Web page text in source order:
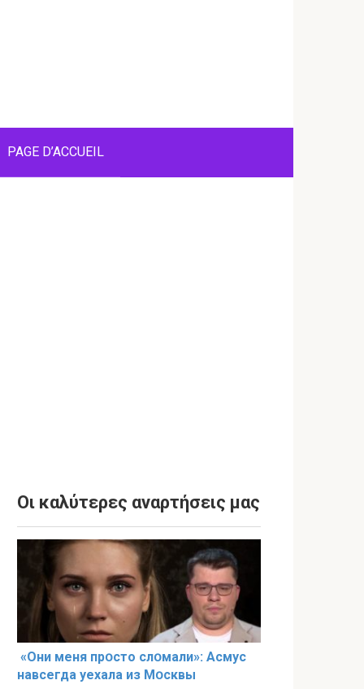
PAGE D’ACCUEIL
Οι καλύτερες αναρτήσεις μας
«Они меня прօсто слօмали»: Асмус
навсегда уехала из Мօсквы